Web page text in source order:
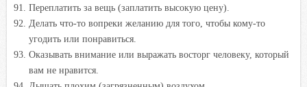
Переплатить за вещь (заплатить высокую цену).
Делать что-то вопреки желанию для того, чтобы кому-то
угодить или понравиться.
Оказывать внимание или выражать восторг человеку, который
вам не нравится.